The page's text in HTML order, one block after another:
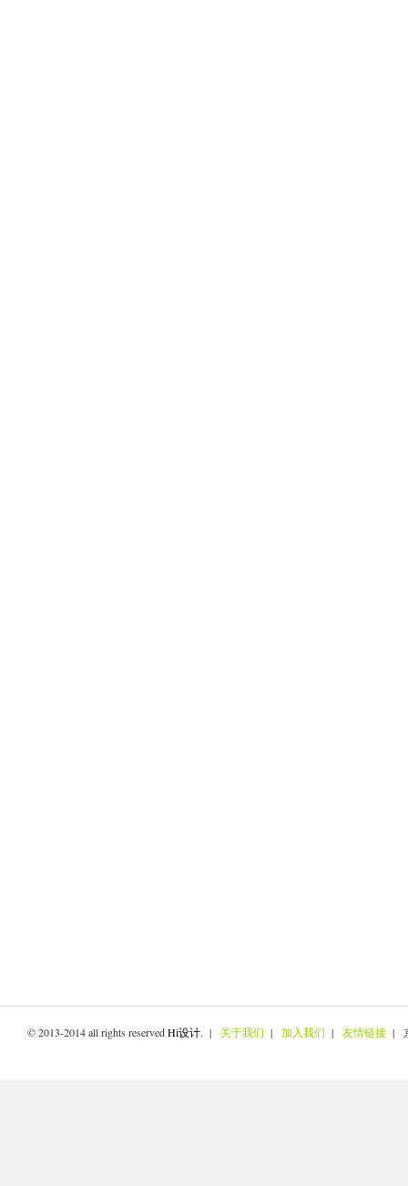
© 2013-2014 all rights reservedHi设计. | 关于我们 | 加入我们 | 友情链接 |